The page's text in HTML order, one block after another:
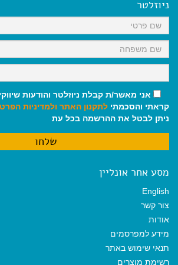
p
m
ניוזלטר
אני מאשר/ת קבלת ניוזלטר והודעות
קראתי והסכמתי לתקנון האתר ולמדיניות
ניתן לבטל את ההרשמה בכל עת
מסע אחר אונליין
English
צור קשר
אודות
מידע למפרסמים
תנאי שימוש באתר
רשימת מוצרים